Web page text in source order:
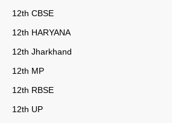
12th CBSE
12th HARYANA
12th Jharkhand
12th MP
12th RBSE
12th UP